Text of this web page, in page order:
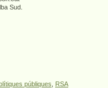
Sud.
públiques RSA